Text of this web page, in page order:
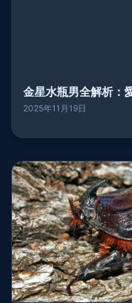
金星水瓶男全解析：
2025年11月19日